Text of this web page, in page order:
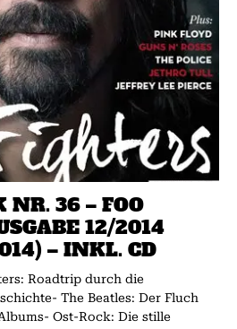
NR. 36 – FOO
12/2014
– INKL. CD
Roadtrip durch die
The Beatles: Der Fluch
Ost-Rock: Die stille